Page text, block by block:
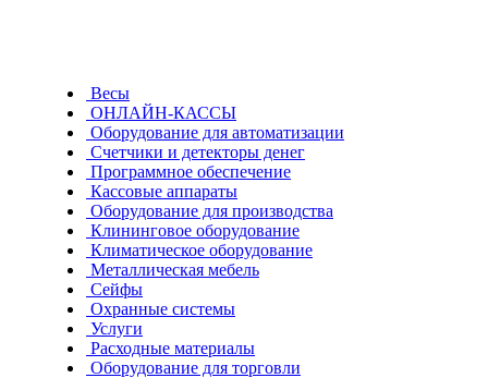
Весы
ОНЛАЙН-КАССЫ
Оборудование для автоматизации
Счетчики и детекторы денег
Программное обеспечение
Кассовые аппараты
Оборудование для производства
Клининговое оборудование
Климатическое оборудование
Металлическая мебель
Сейфы
Охранные системы
Услуги
Расходные материалы
Оборудование для торговли